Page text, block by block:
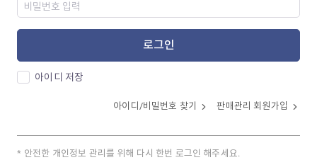
로그인
아이디 저장
아이디/비밀번호 찾기 판매관리 회원가입
안전한 개인정보 관리를 위해 다시 한번 로그인 해주세요.